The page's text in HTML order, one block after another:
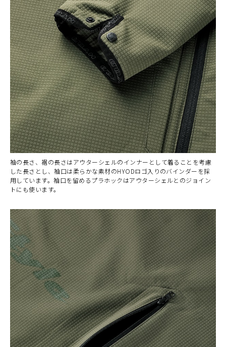
袖の長さ、裾の長さはアウターシェルのインナーとして着ることを考慮
した長さとし、袖口は柔らかな素材のHYODロゴ入りのバインダーを採
用しています。袖口を留めるプラホックはアウターシェルとのジョイン
トにも使います。